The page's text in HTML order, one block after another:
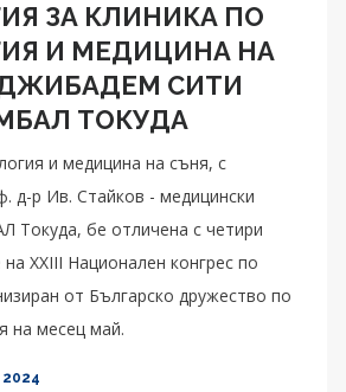
ЗА КЛИНИКА ПО
И МЕДИЦИНА НА
СИТИ
ТОКУДА
и медицина на съня, с
д-р Ив. Стайков - медицински
Токуда, бе отличена с четири
XXIII Национален конгрес по
от Българско дружество по
на месец май.
2024